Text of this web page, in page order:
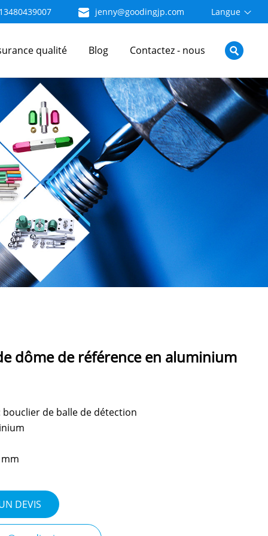
jenny@goodingjp.com Langue
qualité Blog Contactez - nous
dôme de référence en aluminium
de balle de détection
DEVIS